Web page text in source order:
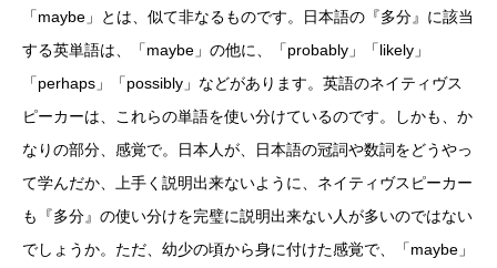
「maybe」とは、似て非なるものです。日本語の『多分』に該当
する英単語は、「maybe」の他に、「probably」「likely」
「perhaps」「possibly」などがあります。英語のネイティヴス
ピーカーは、これらの単語を使い分けているのです。しかも、か
なりの部分、感覚で。日本人が、日本語の冠詞や数詞をどうやっ
て学んだか、上手く説明出来ないように、ネイティヴスピーカー
も『多分』の使い分けを完璧に説明出来ない人が多いのではない
でしょうか。ただ、幼少の頃から身に付けた感覚で、「maybe」